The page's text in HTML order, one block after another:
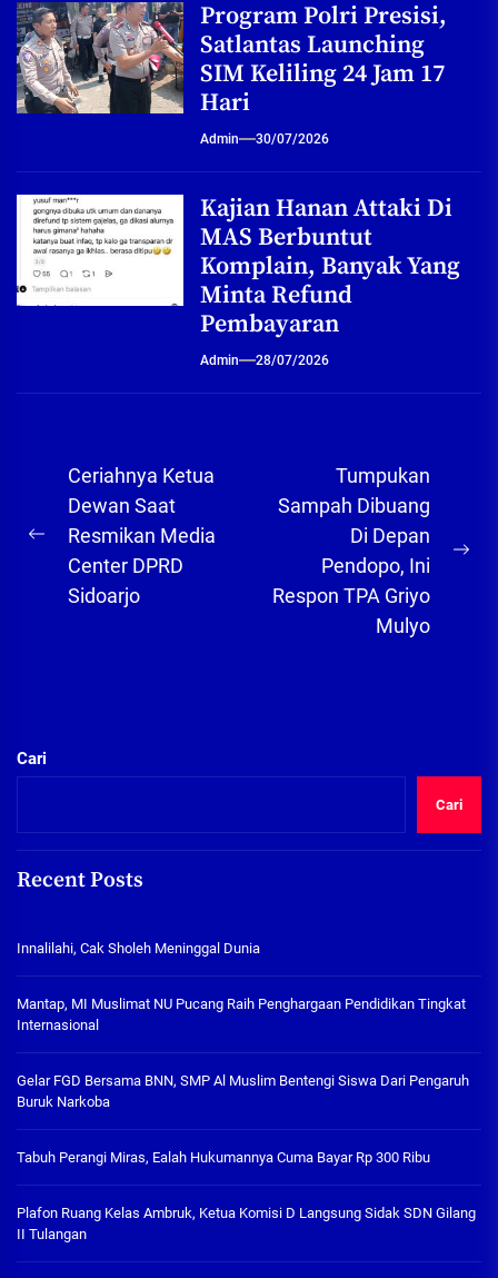
Program Polri Presisi,
Satlantas Launching
SIM Keliling 24 Jam 17
Hari
Admin 30/07/2026
Kajian Hanan Attaki Di
MAS Berbuntut
Komplain, Banyak Yang
Minta Refund
Pembayaran
Admin 28/07/2026
Navigasi
pos
Previous
Ceriahnya Ketua
Dewan Saat
Resmikan Media
Center DPRD
Sidoarjo
Tumpukan
Sampah Dibuang
Di Depan
Pendopo, Ini
Respon TPA Griyo
Mulyo
Cari
Cari
Recent Posts
Innalilahi, Cak Sholeh Meninggal Dunia
Mantap, MI Muslimat NU Pucang Raih Penghargaan Pendidikan Tingkat
Internasional
Gelar FGD Bersama BNN, SMP Al Muslim Bentengi Siswa Dari Pengaruh
Buruk Narkoba
Tabuh Perangi Miras, Ealah Hukumannya Cuma Bayar Rp 300 Ribu
Plafon Ruang Kelas Ambruk, Ketua Komisi D Langsung Sidak SDN Gilang
II Tulangan